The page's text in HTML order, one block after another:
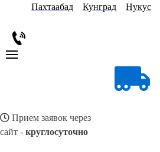
Пахтаабад
Кунград Нукус
Прием заявок через
сайт - круглосуточно